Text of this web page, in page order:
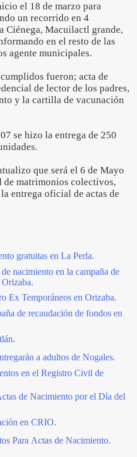
el 18 de marzo para
un recorrido en 4
Ciénega, Macuilactl grande,
en el resto de las
agente municipales.
fueron; acta de
de lector de los padres,
y la cartilla de vacunación
se hizo la entrega de 250
que será el 6 de Mayo
matrimonios colectivos,
entrega oficial de actas de
gratuitas en La Perla.
nacimiento en la campaña de
Ex Temporáneos en Orizaba.
de recaudación de fondos en
a adultos de Nogales.
en el Registro Civil de
de Nacimiento por el Día del
en CRIO.
Para Actas de Nacimiento.